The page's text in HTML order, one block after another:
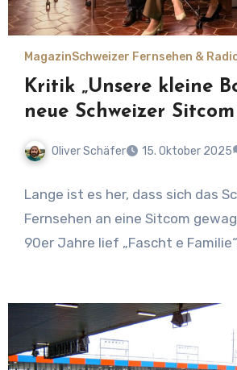
MagazinSchweizer Fernsehen &
Kritik „Unsere kleine
neue Schweizer Sitcom
Oliver Schäfer 15. Oktober 2025
Lange ist es her, dass sich das
Fernsehen an eine Sitcom
90er Jahre lief „Fascht e